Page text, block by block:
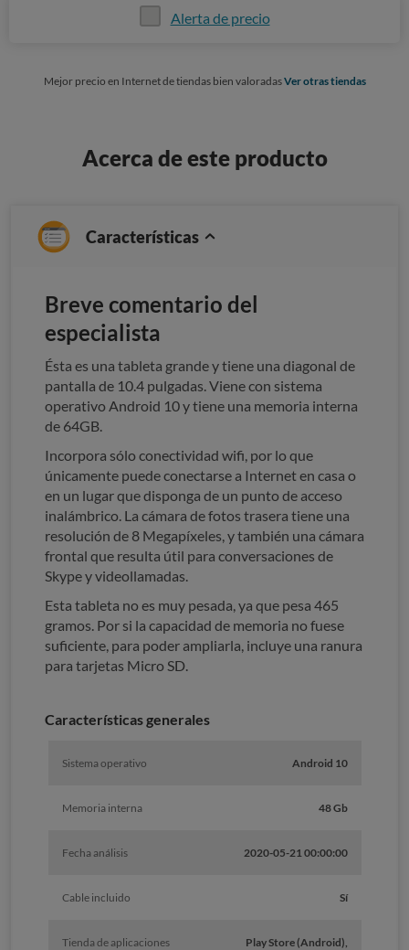
Alerta de precio
Mejor precio en Internet de tiendas bien valoradasVer otras tiendas
Acerca de este producto
Características
Breve comentario del
especialista
Ésta es una tableta grande y tiene una diagonal de
pantalla de 10.4 pulgadas. Viene con sistema
operativo Android 10 y tiene una memoria interna
de 64GB.
Incorpora sólo conectividad wifi, por lo que
únicamente puede conectarse a Internet en casa o
en un lugar que disponga de un punto de acceso
inalámbrico. La cámara de fotos trasera tiene una
resolución de 8 Megapíxeles, y también una cámara
frontal que resulta útil para conversaciones de
Skype y videollamadas.
Esta tableta no es muy pesada, ya que pesa 465
gramos. Por si la capacidad de memoria no fuese
suficiente, para poder ampliarla, incluye una ranura
para tarjetas Micro SD.
Características generales
Sistema operativo Android 10
Memoria interna 48 Gb
Fecha análisis 2020-05-21 00:00:00
Cable incluido Sí
Tienda de aplicaciones
Play Store (Android),